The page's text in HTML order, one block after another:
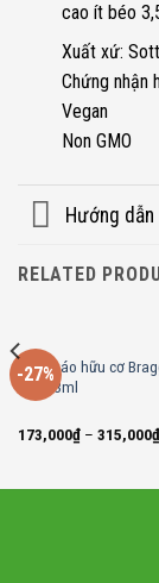
cao ít béo
Xuất xứ:
Chứng nhận
Vegan
Non GMO
Hướng
RELATED
-27%
Giấm táo hữu cơ
và 473ml
173,000₫– 315,000₫